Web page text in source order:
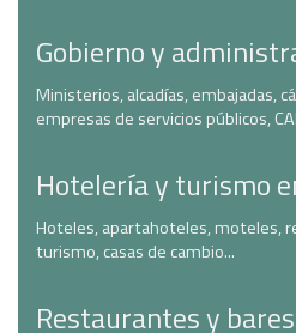
Gobierno y
Ministerios, alcadías, embajadas,
empresas de servicios públicos,
Hotelería y turismo
Hoteles, apartahoteles, moteles,
turismo, casas de cambio...
Restaurantes y